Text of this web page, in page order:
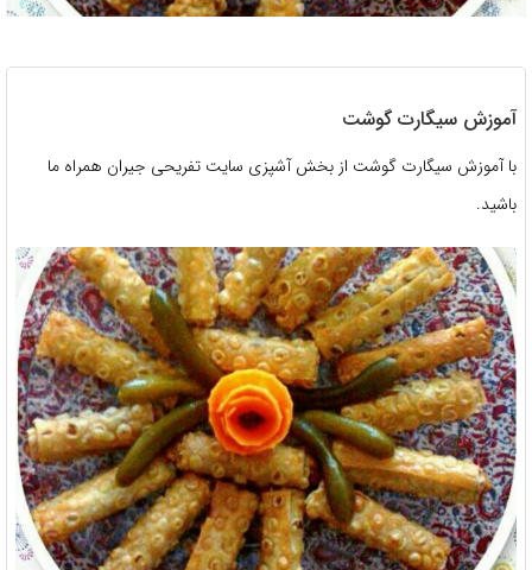
آموزش سیگارت گوشت
با آموزش سیگارت گوشت از بخش آشپزی سایت تفریحی جیران همراه ما
باشید.